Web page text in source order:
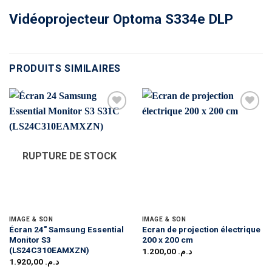
Vidéoprojecteur Optoma S334e DLP
PRODUITS SIMILAIRES
RUPTURE DE STOCK
IMAGE & SON
Écran 24″ Samsung Essential
Monitor S3
(LS24C310EAMXZN)
د.م. 1.920,00
IMAGE & SON
Ecran de projection électrique
200 x 200 cm
د.م. 1.200,00